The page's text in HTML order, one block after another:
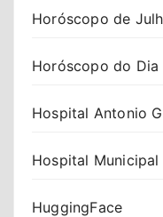
Horóscopo de
Horóscopo do Dia
Hospital Antonio
Hospital
HuggingFace